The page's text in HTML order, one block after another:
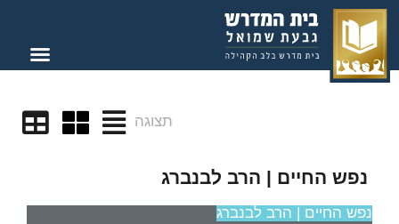
תצוגה
נפש החיים | הרב לבנברג
נפש החיים | הרב לבנברג